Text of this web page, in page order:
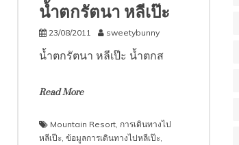
น้ำตกรัตนา หลีเป๊ะ
23/08/2011 sweetybunny
น้ำตกรัตนา หลีเป๊ะ น้ำตกส
Read More
Mountain Resort การเดินทางไป
หลีเป๊ะ ข้อมูลการเดินทางไปหลีเป๊ะ